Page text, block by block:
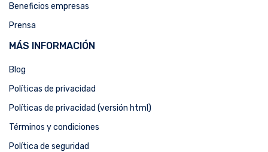
Beneficios empresas
Prensa
MÁS INFORMACIÓN
Blog
Políticas de privacidad
Políticas de privacidad (versión html)
Términos y condiciones
Política de seguridad